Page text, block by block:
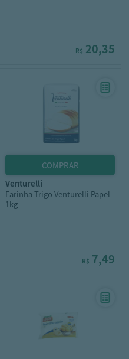
R$ 20,35
venturelli
Farinha Trigo Venturelli Papel
1kg
R$ 7,49